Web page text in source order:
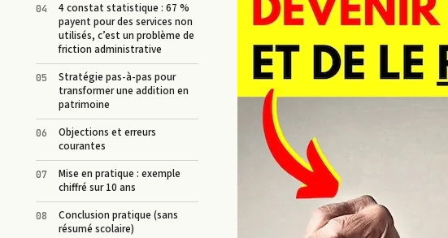
4 constat statistique : 67 %
payent pour des services non
utilisés, c’est un problème de
friction administrative
Stratégie pas-à-pas pour
transformer une addition en
patrimoine
Objections et erreurs
courantes
Mise en pratique : exemple
chiffré sur 10 ans
Conclusion pratique (sans
résumé scolaire)